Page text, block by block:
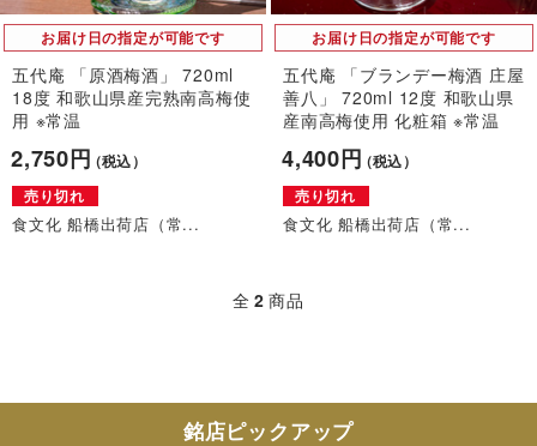
お届け日の指定が可能です
五代庵 「原酒梅酒」 720ml
18度 和歌山県産完熟南高梅使
用 ※常温
2,750円（税込）
売り切れ
食文化 船橋出荷店（常...
お届け日の指定が可能です
五代庵 「ブランデー梅酒 庄屋
善八」 720ml 12度 和歌山県
産南高梅使用 化粧箱 ※常温
4,400円（税込）
売り切れ
食文化 船橋出荷店（常...
全 2 商品
銘店ピックアップ